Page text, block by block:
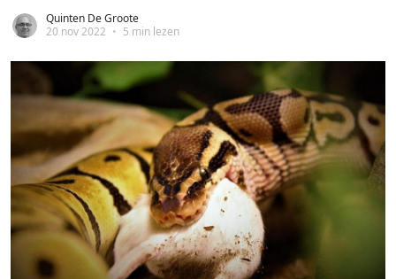
Quinten De Groote
20 nov 2022 • 5 min lezen